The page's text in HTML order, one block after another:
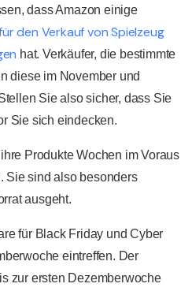
dass Amazon einige
den Verkauf von Spielzeug
hat. Verkäufer, die bestimmte
diese im November und
Sie also sicher, dass Sie
Sie sich eindecken.
Produkte Wochen im Voraus
Sie sind also besonders
ausgeht.
für Black Friday und Cyber
eintreffen. Der
zur ersten Dezemberwoche